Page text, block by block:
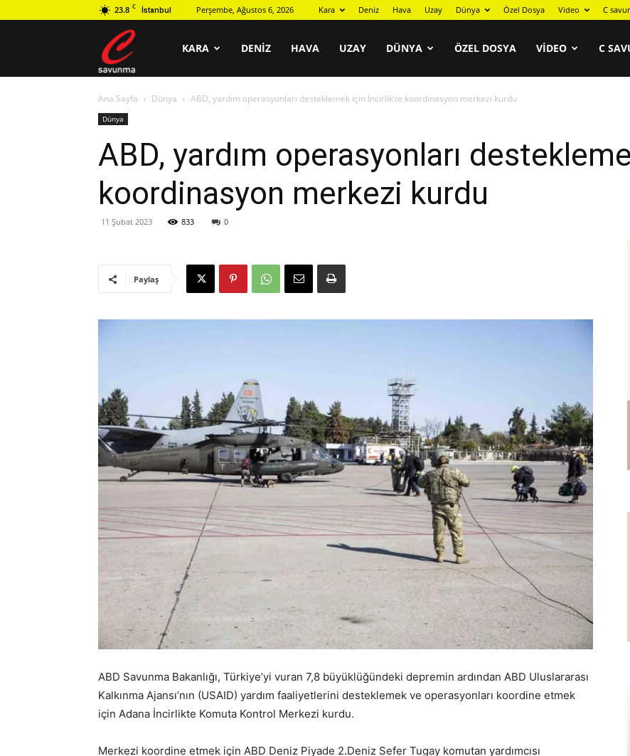
23.8 C İstanbul Perşembe, Ağustos 6, 2026 Kara Deniz Hava Uzay Dünya Özel Dosya Video C
savunma
KARA DENIZ HAVA UZAY DÜNYA ÖZEL DOSYA VIDEO C
Ana Sayfa Dünya ABD, yardım operasyonları desteklemek için İncirlik’te koordinasyon merkezi kurdu
Dünya
ABD, yardım operasyonları
koordinasyon merkezi kurdu
11 Şubat 2023 833 0
Paylaş
ABD Savunma Bakanlığı, Türkiye’yi vuran 7,8 büyüklüğündeki depremin ardından ABD Uluslararası
Kalkınma Ajansı’nın (USAID) yardım faaliyetlerini desteklemek ve operasyonları koordine etmek
için Adana İncirlikte Komuta Kontrol Merkezi kurdu.
Merkezi koordine etmek için ABD Deniz Piyade 2.Deniz Sefer Tugay komutan yardımcısı